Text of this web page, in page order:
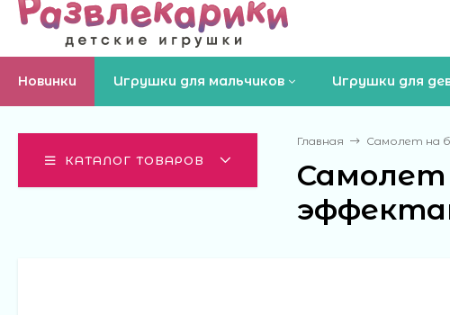
Новинки Игрушки для мальчиков Игрушки для
КАТАЛОГ ТОВАРОВ
Главная Самолет на
Самолет